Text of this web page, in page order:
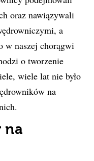
oraz nawiązywali
a
w naszej chorągwi
o tworzenie
wiele lat nie było
na
na